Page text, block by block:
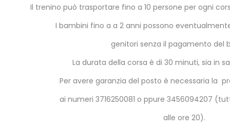
Il trenino può trasportare fino a 10 persone per ogni
I bambini fino a a 2 anni possono
genitori senza il pagamento del
La durata della corsa è di 30 minuti, sia in
Per avere garanzia del posto è necessaria la
ai numeri 3716250081 o ppure 3456094207
alle ore 20).